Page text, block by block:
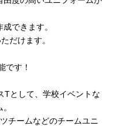
できます。
だけます。
です！
Tとして、学校イベントな
チームなどのチームユニ